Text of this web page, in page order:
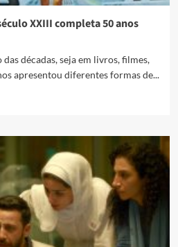
XXIII completa 50 anos
décadas, seja em livros, filmes,
apresentou diferentes formas de...